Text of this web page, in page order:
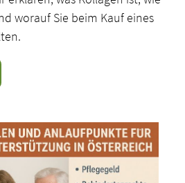
worauf Sie beim Kauf eines